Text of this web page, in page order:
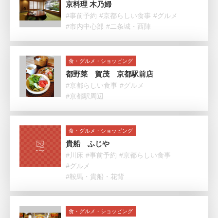
京料理 木乃婦
#事前予約 #京都らしい食事 #グルメ
#市内中心部 #二条城・西陣
食・グルメ・ショッピング
都野菜 賀茂 京都駅前店
#京都らしい食事 #グルメ
#京都駅周辺
食・グルメ・ショッピング
貴船 ふじや
#川床 #事前予約 #京都らしい食事
#グルメ
#鞍馬・貴船・花背
食・グルメ・ショッピング